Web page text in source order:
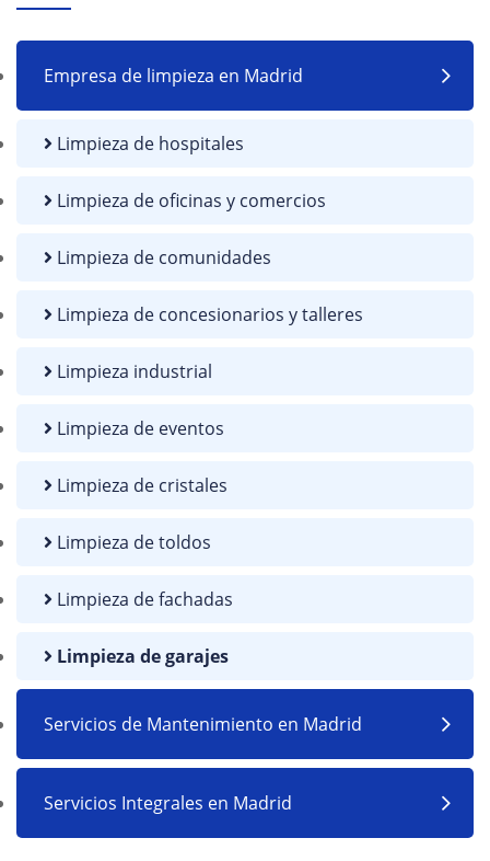
Empresa de limpieza en Madrid
Limpieza de hospitales
Limpieza de oficinas y comercios
Limpieza de comunidades
Limpieza de concesionarios y talleres
Limpieza industrial
Limpieza de eventos
Limpieza de cristales
Limpieza de toldos
Limpieza de fachadas
Limpieza de garajes
Servicios de Mantenimiento en Madrid
Servicios Integrales en Madrid